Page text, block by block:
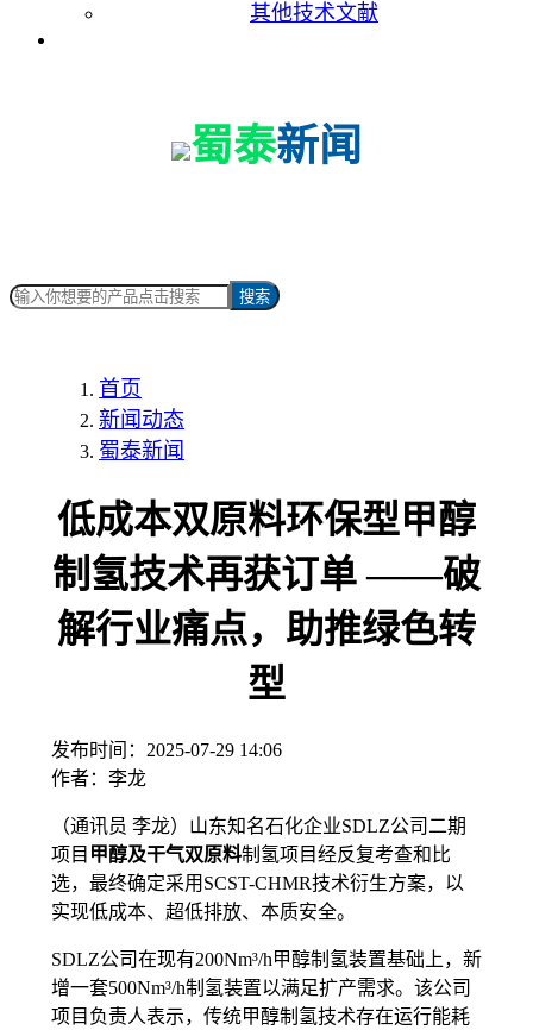
其他技术文献
蜀泰新闻
搜索
首页
新闻动态
蜀泰新闻
低成本双原料环保型甲醇
制氢技术再获订单 ——破
解行业痛点，助推绿色转
型
发布时间： 2025-07-29 14:06
作者： 李龙
（通讯员 李龙）山东知名石化企业SDLZ公司二期
项目 甲醇及干气双原料制氢项目经反复考查和比
选，最终确定采用SCST-CHMR技术衍生方案，以
实现低成本、超低排放、本质安全。
SDLZ公司在现有200Nm³/h甲醇制氢装置基础上，新
增一套500Nm³/h制氢装置以满足扩产需求。该公司
项目负责人表示，传统甲醇制氢技术存在运行能耗